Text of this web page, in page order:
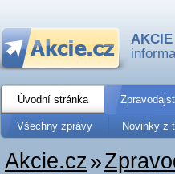
Úvodní stránka
Všechny zprávy Novinky z
Akcie.cz»